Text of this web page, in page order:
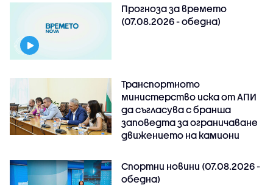
Прогноза за времето
(07.08.2026 - обедна)
Транспортното
министерство иска от АПИ
да съгласува с бранша
заповедта за ограничаване
движението на камиони
Спортни новини (07.08.2026 -
обедна)